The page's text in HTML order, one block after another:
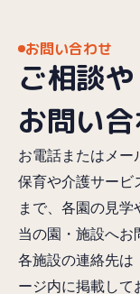
お問い合わせ
ご相談や
お問い
お電話またはメー
保育や介護サービ
まで、各園の見
当の園・施設へお
各施設の連絡先は
ージ内に掲載して